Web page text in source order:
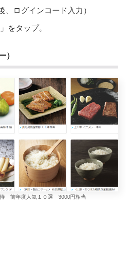
、ログインコード入力）
をタップ。
）
待 前年度人気１０選 3000円相当